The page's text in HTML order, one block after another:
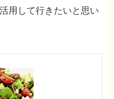
用して行きたいと思い